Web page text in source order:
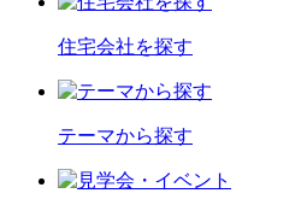
住宅会社を探す
テーマから探す